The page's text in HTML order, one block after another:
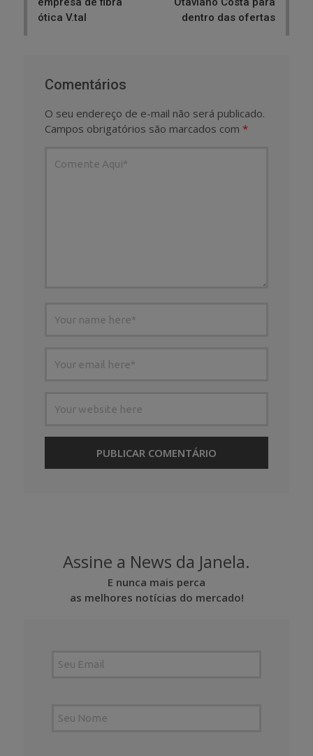
ótica V.tal
dentro das ofertas
Comentários
O seu endereço de e-mail não será publicado.
Campos obrigatórios são marcados com *
Assine a News da Janela.
E nunca mais perca
as melhores notícias do mercado!